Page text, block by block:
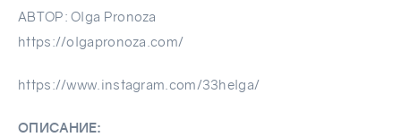
АВТОР:​ Olga Pronoza
https://olgapronoza.com/
https://www.instagram.com/33helga/
ОПИСАНИЕ:​